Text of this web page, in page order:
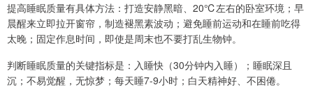
提高睡眠质量有具体方法：打造安静黑暗、20℃左右的卧室环境；早
晨醒来立即拉开窗帘，制造褪黑素波动；避免睡前运动和在睡前吃得
太晚；固定作息时间，即使是周末也不要打乱生物钟。
判断睡眠质量的关键指标是：入睡快（30分钟内入睡）；睡眠深且
沉；不易觉醒，无惊梦；每天睡7-9小时；白天精神好、不困倦。